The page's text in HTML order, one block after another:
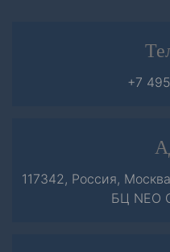
+7
117342, Россия,
БЦ NEO